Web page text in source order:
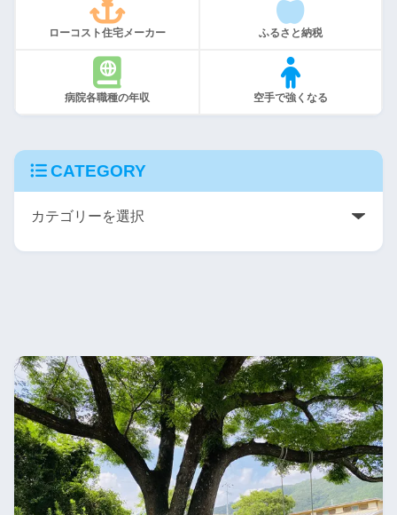
ローコスト住宅メーカー ふるさと納税
病院各職種の年収 空手で強くなる
CATEGORY